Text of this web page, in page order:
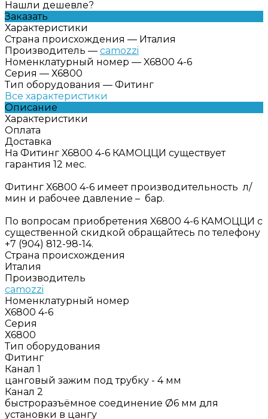
Нашли дешевле?
Заказать
Характеристики
Страна происхождения — Италия
Производитель — camozzi
Номенклатурный номер — X6800 4-6
Серия — Х6800
Тип оборудования — Фитинг
Все характеристики
Описание
Характеристики
Оплата
Доставка
На Фитинг X6800 4-6 КАМОЦЦИ существует
гарантия 12 мес.
Фитинг X6800 4-6 имеет производительность л/
мин и рабочее давление – бар.
По вопросам приобретения X6800 4-6 КАМОЦЦИ с
существенной скидкой обращайтесь по телефону
+7 (904) 812-98-14.
Страна происхождения
Италия
Производитель
camozzi
Номенклатурный номер
X6800 4-6
Серия
Х6800
Тип оборудования
Фитинг
Канал 1
цанговый зажим под трубку - 4 мм
Канал 2
быстроразъёмное соединение Ø6 мм для
установки в цангу